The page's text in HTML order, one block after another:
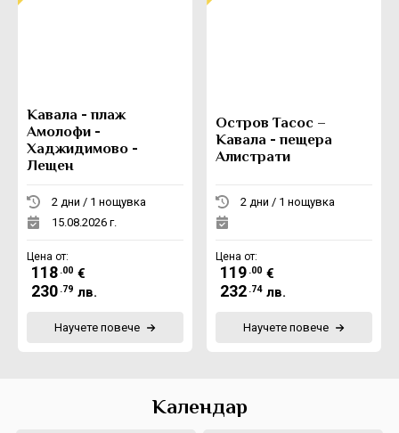
Кавала - плаж
Амолофи -
Хаджидимово -
Лещен
2 дни / 1 нощувка
15.08.2026 г.
Цена от:
118 .00 €
230 .79 лв.
Научете повече
Остров Тасос –
Кавала - пещера
Алистрати
2 дни / 1 нощувка
Цена от:
119 .00 €
232 .74 лв.
Научете повече
Календар